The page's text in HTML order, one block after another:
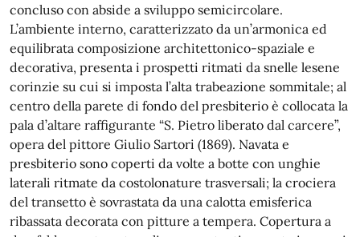
concluso con abside a sviluppo semicircolare.
L’ambiente interno, caratterizzato da un’armonica ed
equilibrata composizione architettonico-spaziale e
decorativa, presenta i prospetti ritmati da snelle lesene
corinzie su cui si imposta l’alta trabeazione sommitale; al
centro della parete di fondo del presbiterio è collocata la
pala d’altare raffigurante “S. Pietro liberato dal carcere”,
opera del pittore Giulio Sartori (1869). Navata e
presbiterio sono coperti da volte a botte con unghie
laterali ritmate da costolonature trasversali; la crociera
del transetto è sovrastata da una calotta emisferica
ribassata decorata con pitture a tempera. Copertura a